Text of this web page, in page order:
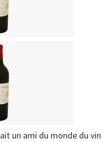
un ami du monde du vin